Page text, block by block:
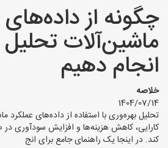
سایر گروه ها
ماشین آلات
چگونه از
ماشین‌آلات
انجام دهیم
خلاصه
1404/07/14
تحلیل بهره‌وری با استفاده از داده‌های عملکرد
کارایی، کاهش هزینه‌ها و افزایش سودآوری
کند. در اینجا یک راهنمای جامع برای انج